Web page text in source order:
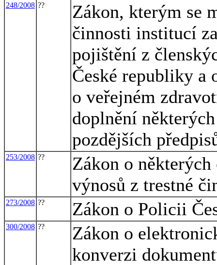
248/2008 ??
Zákon, kterým se
činnosti institucí
pojištění z
České republiky a
o veřejném
doplnění
pozdějších
253/2008 ??
Zákon o
výnosů z trestné
273/2008 ?? Zákon o Policii
300/2008 ??
Zákon o
konverzi